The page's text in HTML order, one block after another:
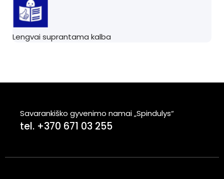
Lengvai suprantama kalba
Savarankiško gyvenimo namai „Spindulys“
tel. +370 671 03 255